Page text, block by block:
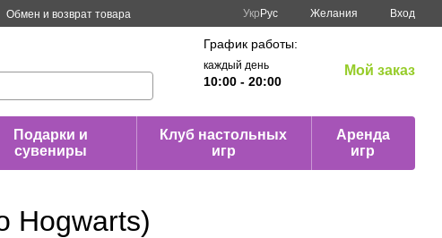
Обмен и возврат товара
Укр Рус Желания Вход
График работы:
каждый день
10:00 - 20:00
Мой заказ
Подарки и
сувениры
Клуб настольных
игр
Аренда
игр
Hogwarts)